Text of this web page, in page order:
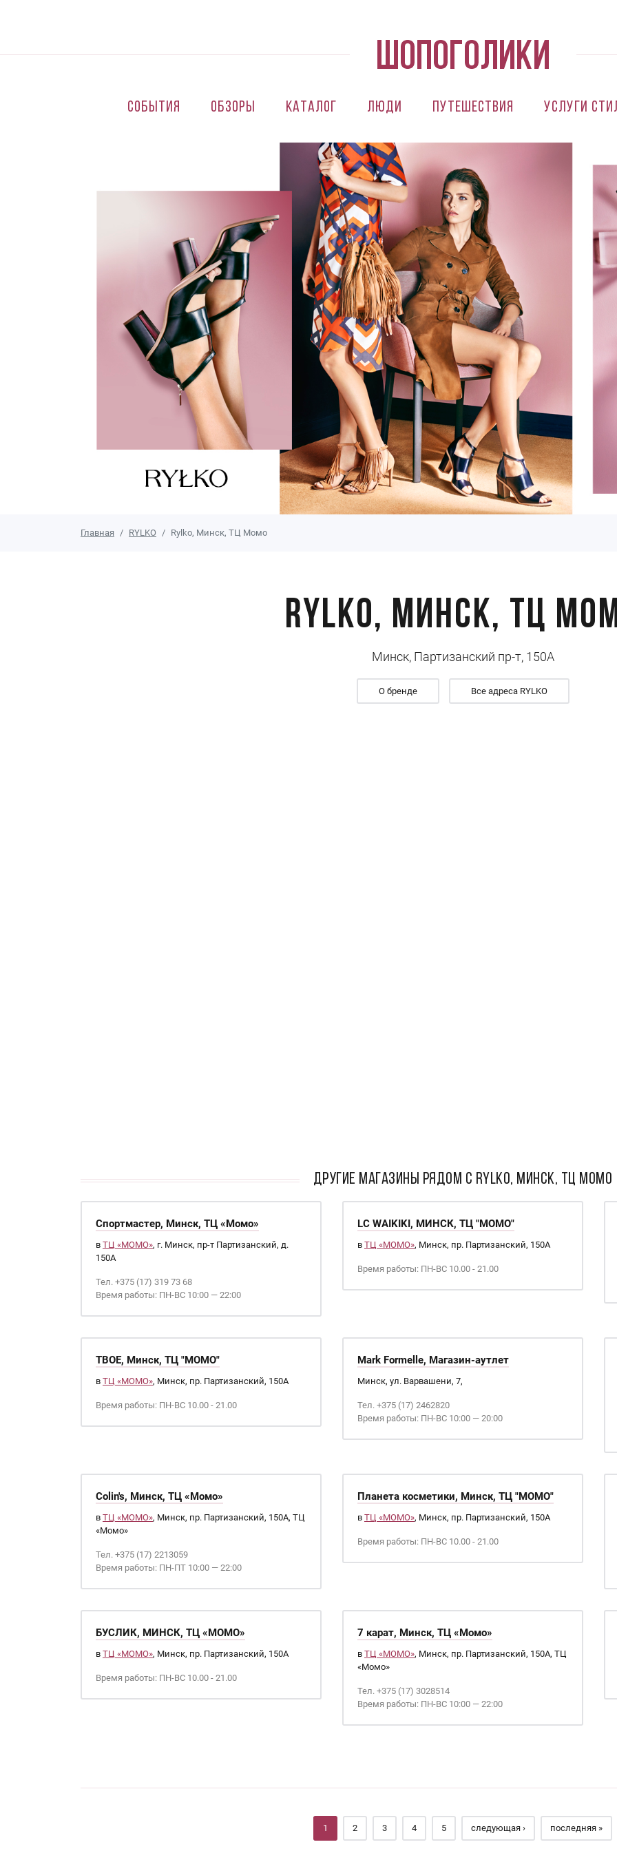
События Обзоры Каталог Люди Путешествия Услуги
Главная RYLKO Rylko, Минск, ТЦ Момо
Rylko, Минск, ТЦ
Минск, Партизанский пр-т, 150А
О бренде Все адреса RYLKO
ДРУГИЕ МАГАЗИНЫ РЯДОМ С Rylko, Минск, ТЦ Момо
Спортмастер, Минск, ТЦ «Момо»
в ТЦ «МОМО», г. Минск, пр-т Партизанский, д.
150А
Тел. +375 (17) 319 73 68
Время работы: ПН-ВС 10:00 — 22:00
LC WAIKIKI, МИНСК, ТЦ "МОМО"
в ТЦ «МОМО», Минск, пр. Партизанский, 150А
Время работы: ПН-ВС 10.00 - 21.00
ТВОЕ, Минск, ТЦ "МОМО"
в ТЦ «МОМО», Минск, пр. Партизанский, 150А
Время работы: ПН-ВС 10.00 - 21.00
Mark Formelle, Магазин-аутлет
Минск, ул. Варвашени, 7,
Тел. +375 (17) 2462820
Время работы: ПН-ВС 10:00 — 20:00
Colin's, Минск, ТЦ «Момо»
в ТЦ «МОМО», Минск, пр. Партизанский, 150А, ТЦ
«Момо»
Тел. +375 (17) 2213059
Время работы: ПН-ПТ 10:00 — 22:00
Планета косметики, Минск, ТЦ "МОМО"
в ТЦ «МОМО», Минск, пр. Партизанский, 150А
Время работы: ПН-ВС 10.00 - 21.00
БУСЛИК, МИНСК, ТЦ «МОМО»
в ТЦ «МОМО», Минск, пр. Партизанский, 150А
Время работы: ПН-ВС 10.00 - 21.00
7 карат, Минск, ТЦ «Момо»
в ТЦ «МОМО», Минск, пр. Партизанский, 150А, ТЦ
«Момо»
Тел. +375 (17) 3028514
Время работы: ПН-ВС 10:00 — 22:00
1 2 3 4 5 следующая › последняя »